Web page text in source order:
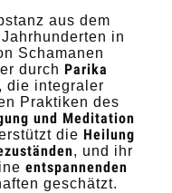
aus dem
in
Schamanen
durch Parika
die integraler
Praktiken des
und Meditation
die Heilung
, und ihr
entspannenden
geschätzt.